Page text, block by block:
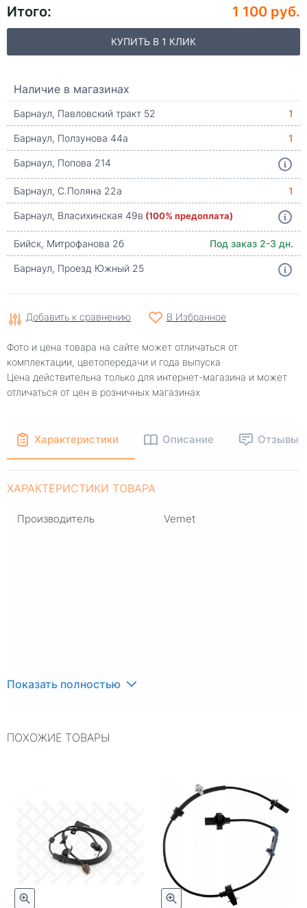
Итого: 1 100 руб.
КУПИТЬ В 1 КЛИК
Наличие в магазинах
Барнаул, Павловский тракт 52
1
Барнаул, Ползунова 44а
1
Барнаул, Попова 214
Барнаул, С.Поляна 22а
1
Барнаул, Власихинская 49в (100% предоплата)
Бийск, Митрофанова 2б
Под заказ 2-3 дн.
Барнаул, Проезд Южный 25
Добавить к сравнению В Избранное
Фото и цена товара на сайте может отличаться от
комплектации, цветопередачи и года выпуска
Цена действительна только для интернет-магазина и может
отличаться от цен в розничных магазинах
Характеристики Описание Отзывы
ХАРАКТЕРИСТИКИ ТОВАРА
Производитель Vernet
Показать полностью
ПОХОЖИЕ ТОВАРЫ